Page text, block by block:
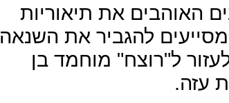
האוהבים את תיאוריות
להגביר את השנאה
ל"רוצח" מוחמד בן
עזה.